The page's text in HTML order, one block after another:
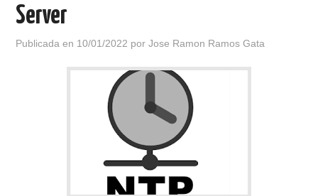
Server
Publicada en 10/01/2022 porJose Ramon Ramos Gata